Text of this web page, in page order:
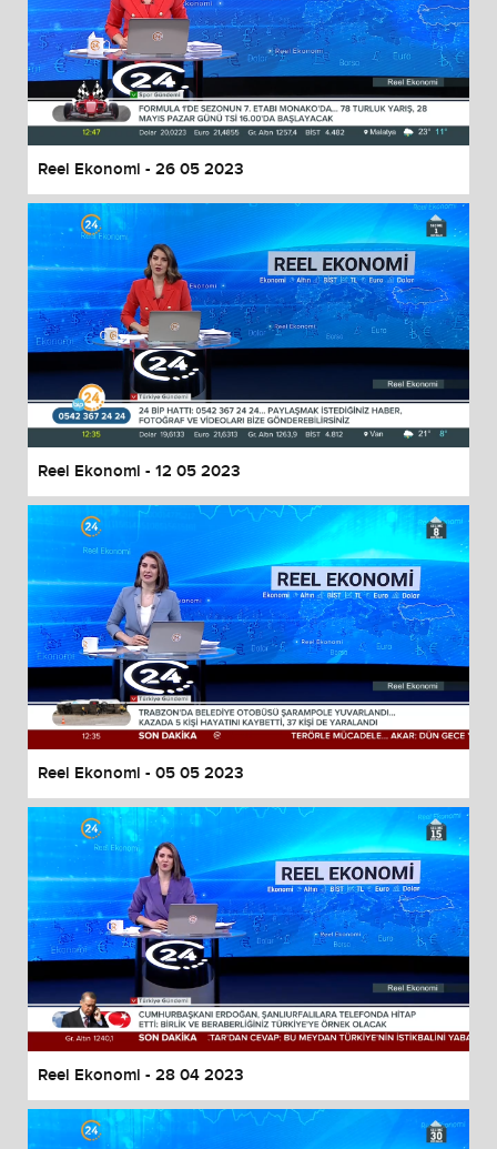
Reel Ekonomi - 26 05 2023
Reel Ekonomi - 12 05 2023
Reel Ekonomi - 05 05 2023
Reel Ekonomi - 28 04 2023